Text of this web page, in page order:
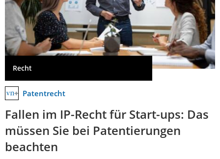
Recht
Patentrecht
Fallen im IP-Recht für Start-ups: Das
müssen Sie bei Patentierungen
beachten